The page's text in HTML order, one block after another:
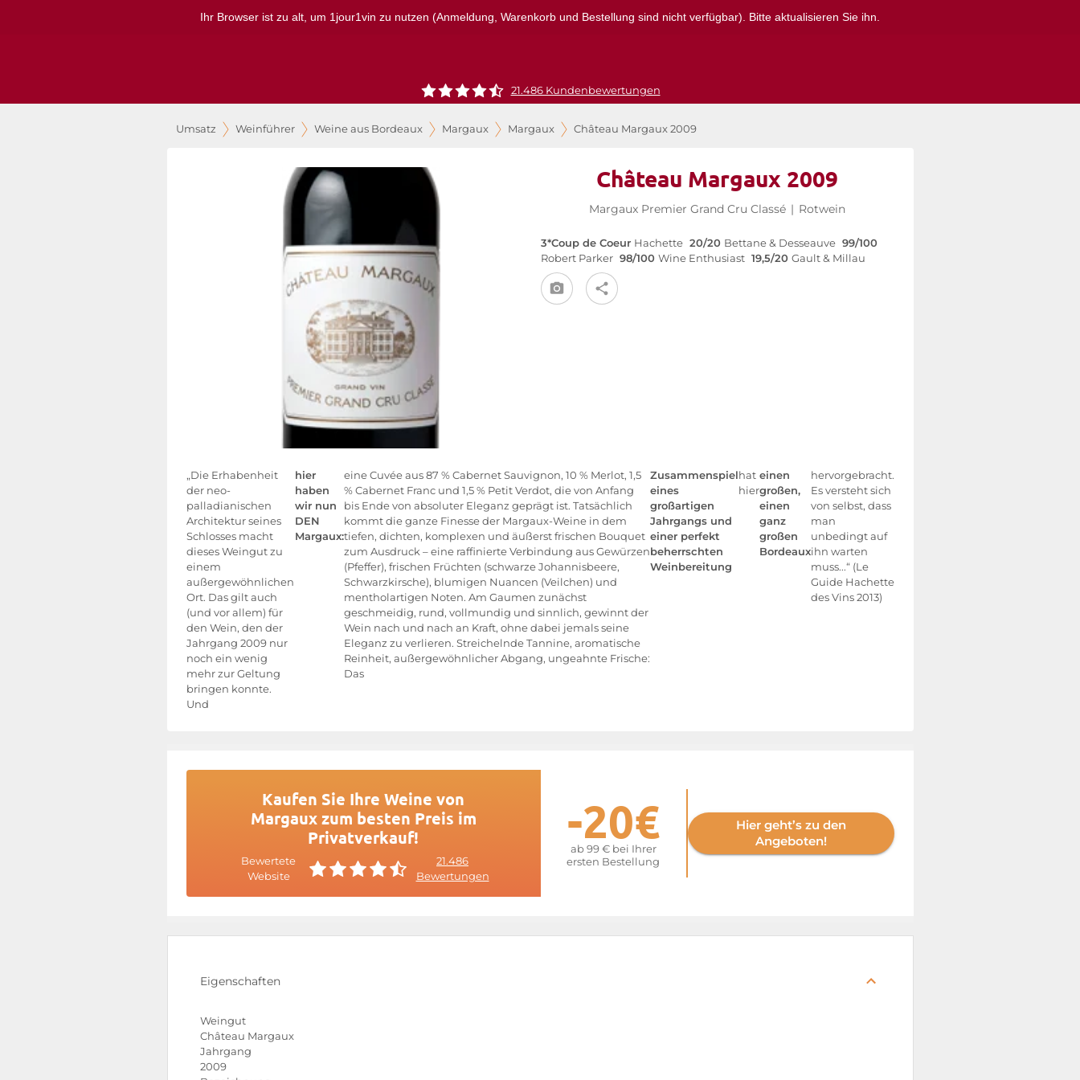
Ihr Browser ist zu alt, um 1jour1vin zu nutzen (Anmeldung, Warenkorb und Bestellung sind nicht verfügbar). Bitte aktualisieren Sie ihn.
21.486 Kundenbewertungen
Umsatz Weinführer Weine aus Bordeaux Margaux Margaux Château Margaux 2009
Château Margaux 2009
Margaux Premier Grand Cru Classé | Rotwein
3*Coup de Coeur Hachette 20/20 Bettane & Desseauve 99/100
Robert Parker 98/100 Wine Enthusiast 19,5/20 Gault & Millau
„Die Erhabenheit
der neo-
palladianischen
Architektur seines
Schlosses macht
dieses Weingut zu
einem
außergewöhnlichen
Ort. Das gilt auch
(und vor allem) für
den Wein, den der
Jahrgang 2009 nur
noch ein wenig
mehr zur Geltung
bringen konnte.
Und
hier
haben
wir nun
DEN
Margaux:
eine Cuvée aus 87 % Cabernet Sauvignon, 10 % Merlot, 1,5
% Cabernet Franc und 1,5 % Petit Verdot, die von Anfang
bis Ende von absoluter Eleganz geprägt ist. Tatsächlich
kommt die ganze Finesse der Margaux-Weine in dem
tiefen, dichten, komplexen und äußerst frischen Bouquet
zum Ausdruck – eine raffinierte Verbindung aus Gewürzen
(Pfeffer), frischen Früchten (schwarze Johannisbeere,
Schwarzkirsche), blumigen Nuancen (Veilchen) und
mentholartigen Noten. Am Gaumen zunächst
geschmeidig, rund, vollmundig und sinnlich, gewinnt der
Wein nach und nach an Kraft, ohne dabei jemals seine
Eleganz zu verlieren. Streichelnde Tannine, aromatische
Reinheit, außergewöhnlicher Abgang, ungeahnte Frische:
Das
Zusammenspiel
eines
großartigen
Jahrgangs und
einer perfekt
beherrschten
Weinbereitung
hat
hier
einen
großen,
einen
ganz
großen
Bordeaux
hervorgebracht.
Es versteht sich
von selbst, dass
man
unbedingt auf
ihn warten
muss...“ (Le
Guide Hachette
des Vins 2013)
Kaufen Sie Ihre Weine von
Margaux zum besten Preis im
Privatverkauf!
Bewertete
Website
21.486
Bewertungen
-20€
ab 99 € bei Ihrer
ersten Bestellung
Hier geht’s zu den
Angeboten!
Eigenschaften
Weingut
Château Margaux
Jahrgang
2009